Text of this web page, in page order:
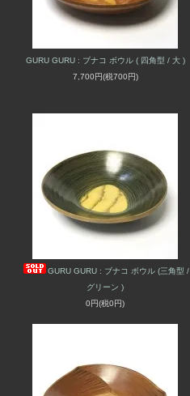
GURU GURU : ブナコ ボウル ( 四角型 / 大 )
7,700円(税700円)
GURU GURU : ブナコ ボウル (三角型 /
グリーン )
0円(税0円)